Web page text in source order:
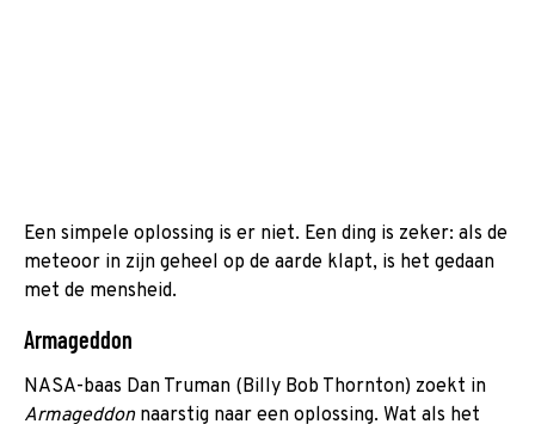
Een simpele oplossing is er niet. Een ding is zeker: als de
meteoor in zijn geheel op de aarde klapt, is het gedaan
met de mensheid.
Armageddon
NASA-baas Dan Truman (Billy Bob Thornton) zoekt in
Armageddon naarstig naar een oplossing. Wat als het